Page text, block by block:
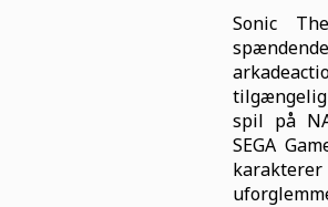
Sonic
spil på
SEGA